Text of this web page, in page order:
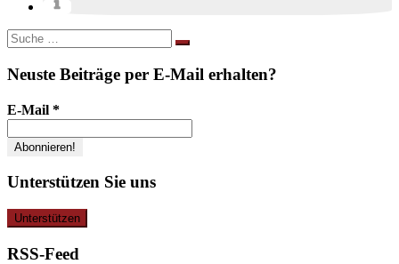
Suche
nach:
Neuste Beiträge per E-Mail erhalten?
E-Mail *
Unterstützen Sie uns
RSS-Feed